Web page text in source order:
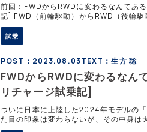
前回：FWDからRWDに変わるなんて
記] FWD（前輪駆動）からRWD（後輪
のボルボC40/XC40リチャージ。気にな
試乗
POST：2023.08.03TEXT：生方 聡
FWDからRWDに変わるな
リチャージ試乗記]
ついに日本に上陸した2024年モデルの
た目の印象は変わらないが、その中身は
改良 ご存じのとおり、スウェーデンの自